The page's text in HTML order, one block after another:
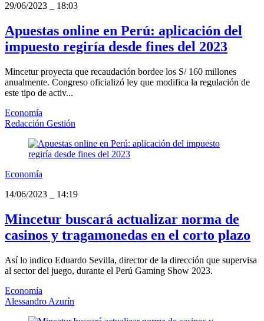
29/06/2023
18:03
Apuestas online en Perú: aplicación del
impuesto regiría desde fines del 2023
Mincetur proyecta que recaudación bordee los S/ 160 millones
anualmente. Congreso oficializó ley que modifica la regulación de
este tipo de activ...
Economía
Redacción Gestión
Economía
14/06/2023
14:19
Mincetur buscará actualizar norma de
casinos y tragamonedas en el corto plazo
Así lo indico Eduardo Sevilla, director de la dirección que supervisa
al sector del juego, durante el Perú Gaming Show 2023.
Economía
Alessandro Azurín